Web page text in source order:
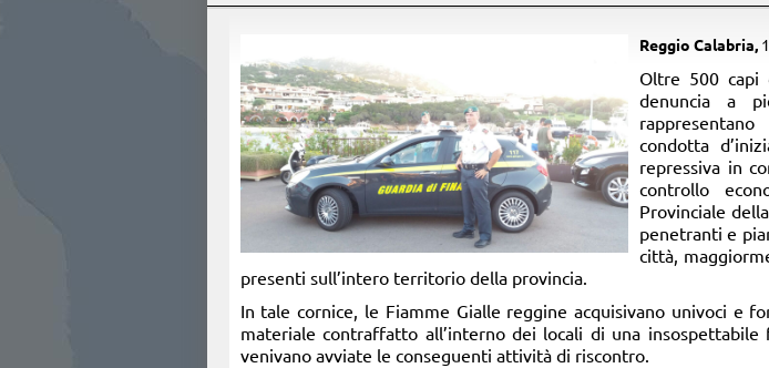
Reggio Calabria,
​Oltre 500 capi
denuncia a
condotta
repressiva in
controllo
Provinciale
penetranti e
città,
presenti sull’intero territorio della provincia.
In tale cornice, le Fiamme Gialle reggine acquisivano univoci e
materiale contraffatto all’interno dei locali di una
venivano avviate le conseguenti attività di riscontro.